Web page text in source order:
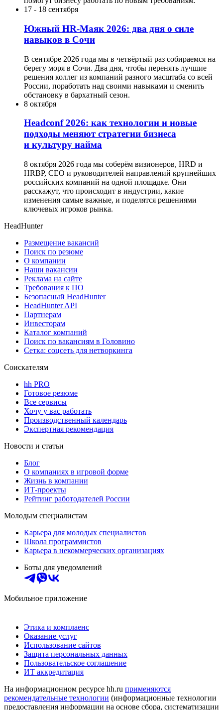
17 - 18 сентября
Южный HR-Маяк 2026: два дня о силе
навыков в Сочи
В сентябре 2026 года мы в четвёртый раз собираемся на
берегу моря в Сочи. Два дня, чтобы перенять лучшие
решения коллег из компаний разного масштаба со всей
России, поработать над своими навыками и сменить
обстановку в бархатный сезон.
8 октября
Headсonf 2026: как технологии и новые
подходы меняют стратегии бизнеса
и культуру найма
8 октября 2026 года мы соберём визионеров, HRD и
HRBP, СЕО и руководителей направлений крупнейших
российских компаний на одной площадке. Они
расскажут, что происходит в индустрии, какие
изменения самые важные, и поделятся решениями
ключевых игроков рынка.
HeadHunter
Размещение вакансий
Поиск по резюме
О компании
Наши вакансии
Реклама на сайте
Требования к ПО
Безопасный HeadHunter
HeadHunter API
Партнерам
Инвесторам
Каталог компаний
Поиск по вакансиям в Головино
Сетка: соцсеть для нетворкинга
Соискателям
hh PRO
Готовое резюме
Все сервисы
Хочу у вас работать
Производственный календарь
Экспертная рекомендация
Новости и статьи
Блог
О компаниях в игровой форме
Жизнь в компании
ИТ-проекты
Рейтинг работодателей России
Молодым специалистам
Карьера для молодых специалистов
Школа программистов
Карьера в некоммерческих организациях
Боты для уведомлений
Мобильное приложение
Этика и комплаенс
Оказание услуг
Использование сайтов
Защита персональных данных
Пользовательское соглашение
ИТ аккредитация
На информационном ресурсе hh.ru применяются
рекомендательные технологии (информационные технологии
предоставления информации на основе сбора, систематизации